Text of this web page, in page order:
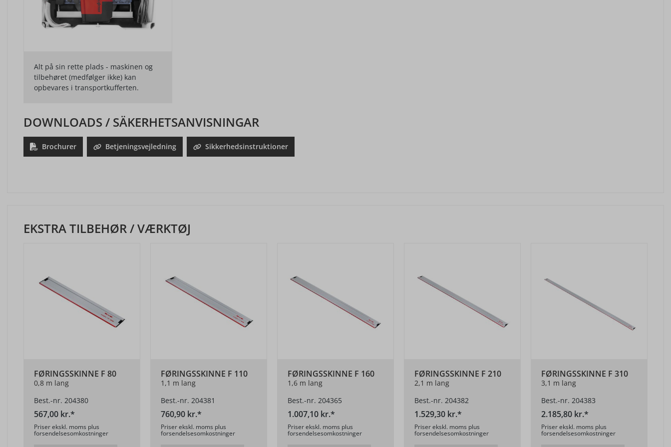
Alt på sin rette plads - maskinen og
tilbehøret (medfølger ikke) kan
opbevares i transportkufferten.
DOWNLOADS / SÄKERHETSANVISNINGAR
Brochurer Betjeningsvejledning Sikkerhedsinstruktioner
EKSTRA TILBEHØR / VÆRKTØJ
FØRINGSSKINNE F 80
0,8 m lang
Best.-nr. 204380
567,00 kr.*
Priser ekskl. moms plus
forsendelsesomkostninger
FØRINGSSKINNE F 110
1,1 m lang
Best.-nr. 204381
760,90 kr.*
Priser ekskl. moms plus
forsendelsesomkostninger
FØRINGSSKINNE F 160
1,6 m lang
Best.-nr. 204365
1.007,10 kr.*
Priser ekskl. moms plus
forsendelsesomkostninger
FØRINGSSKINNE F 210
2,1 m lang
Best.-nr. 204382
1.529,30 kr.*
Priser ekskl. moms plus
forsendelsesomkostninger
FØRINGSSKINNE F 310
3,1 m lang
Best.-nr. 204383
2.185,80 kr.*
Priser ekskl. moms plus
forsendelsesomkostninger